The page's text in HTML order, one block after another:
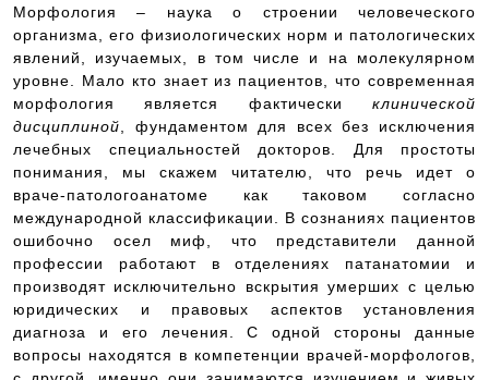
Морфология – наука о строении человеческого
организма, его физиологических норм и патологических
явлений, изучаемых, в том числе и на молекулярном
уровне. Мало кто знает из пациентов, что современная
морфология является фактически клинической
дисциплиной , фундаментом для всех без исключения
лечебных специальностей докторов. Для простоты
понимания, мы скажем читателю, что речь идет о
враче-патологоанатоме как таковом согласно
международной классификации. В сознаниях пациентов
ошибочно осел миф, что представители данной
профессии работают в отделениях патанатомии и
производят исключительно вскрытия умерших с целью
юридических и правовых аспектов установления
диагноза и его лечения. С одной стороны данные
вопросы находятся в компетенции врачей-морфологов,